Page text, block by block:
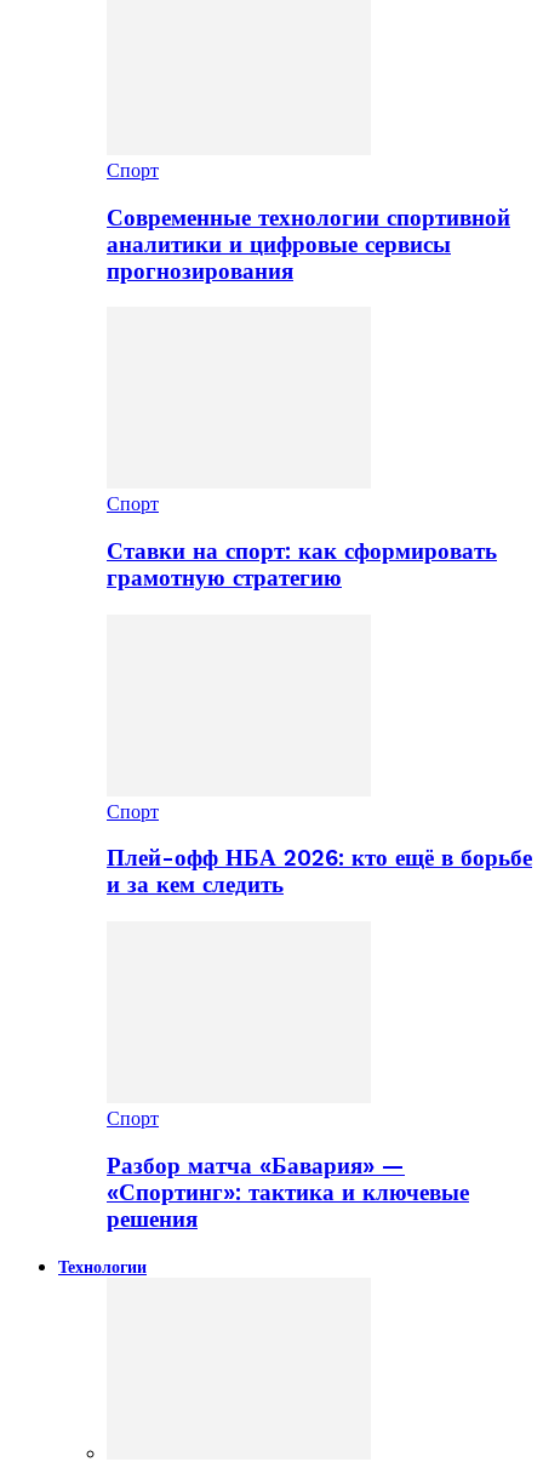
Спорт
Современные технологии спортивной
аналитики и цифровые сервисы
прогнозирования
Спорт
Ставки на спорт: как сформировать
грамотную стратегию
Спорт
Плей-офф НБА 2026: кто ещё в борьбе
и за кем следить
Спорт
Разбор матча «Бавария» —
«Спортинг»: тактика и ключевые
решения
Технологии